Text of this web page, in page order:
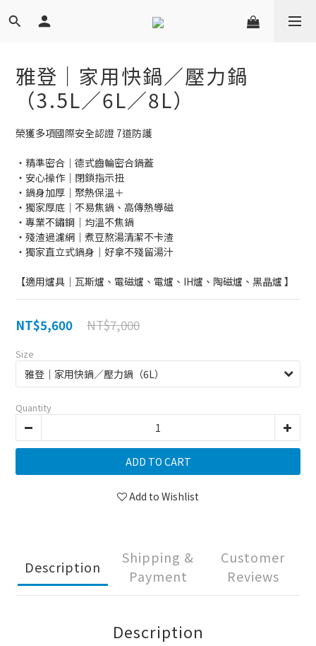
雅登｜家用快鍋／壓力鍋
（3.5L／6L／8L）
榮獲多項國際安全認證 7道防護
・精準密合｜德式齒輪密合鍋蓋
・安心操作｜閉鎖指示扭
・鍋身加厚｜聚熱保溫＋
・獨家厚底｜不易焦鍋、高傳熱導磁
・專業不鏽鋼｜均溫不焦鍋
・殘渣過濾網｜煮豆熬湯清潔不卡渣
・獨家直立式鍋身｜好拿不殘留湯汁
【適用爐具｜瓦斯爐、電磁爐、電爐、IH爐、陶磁爐、黑晶爐 】
NT$7,000
NT$5,600
Size
Quantity
ADD TO CART
Add to Wishlist
Description
Shipping &
Payment
Customer
Reviews
Description